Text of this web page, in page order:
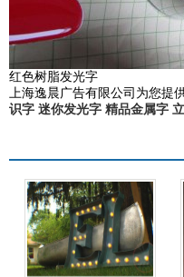
红色树脂发光字
上海逸晨广告有限公司为您提
识字 迷你发光字 精品金属字